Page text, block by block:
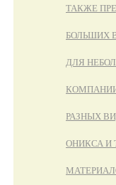
ТАКЖЕ
БОЛЬШИХ
ДЛЯ
РАЗНЫХ
ОНИКСА И